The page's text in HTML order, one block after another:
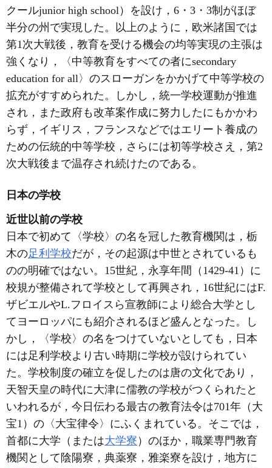
クールjunior high school）を設け，6・3・3制がほぼ
半分の州で実現した。以上のように，欧米諸国では
第1次大戦後，教育を受ける機会の均等実現の主張は
強くなり，〈中等教育をすべての者にsecondary
education for all〉のスローガンをかかげて中等学校の
拡充がすすめられた。しかし，統一学校運動が推進
され，また政府も改革案作成に努力したにもかかわ
らず，イギリス，フランスなどではエリート養成の
ための伝統的中等学校，さらには初等学校さえ，第2
次大戦後まで温存され続けたのである。
日本の学校
近世以前の学校
日本で初めて〈学校〉の名を冠した教育機関は，栃
木の足利学校だが，その起源は中世とされているも
のの明確ではない。15世紀，永享年間（1429-41）に
校規が整備されて学校として再興され，16世紀にはF.
ザビエルやL.フロイスら宣教師により総合大学とし
てヨーロッパにも紹介されるほど盛んとなった。し
かし，〈学校〉の名をつけていないとしても，日本
には足利学校より古い時期に学校が設けられてい
た。学校制度の確立を促したのは唐の文化であり，
天智天皇の時代に大津に儒教の学校がつくられたと
いわれるが，今日伝わる最古の教育法令は701年（大
宝1）の〈大宝律令〉にふくまれている。そこでは，
首都に大学（または大学寮 ）のほか，職業専門教育
機関として陰陽寮，典薬寮，雅楽寮を設け，地方に